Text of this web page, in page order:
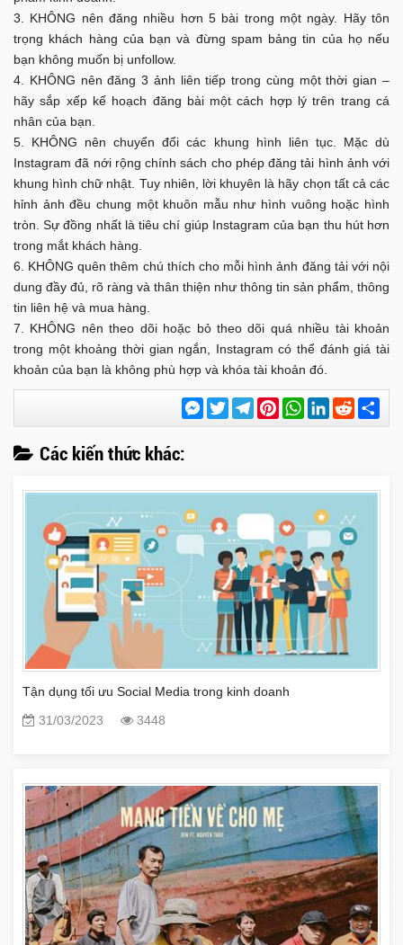
KHÔNG nên đăng nhiều hơn 5 bài trong một ngày. Hãy tôn
trọng khách hàng của bạn và đừng spam bảng tin của họ nếu
bạn không muốn bị unfollow.
KHÔNG nên đăng 3 ảnh liên tiếp trong cùng một thời gian –
hãy sắp xếp kế hoạch đăng bài một cách hợp lý trên trang cá
nhân của bạn.
KHÔNG nên chuyển đổi các khung hình liên tục. Mặc dù
Instagram đã nới rộng chính sách cho phép đăng tải hình ảnh với
khung hình chữ nhật. Tuy nhiên, lời khuyên là hãy chọn tất cả các
hỉnh ảnh đều chung một khuôn mẫu như hình vuông hoặc hình
tròn. Sự đồng nhất là tiêu chí giúp Instagram của bạn thu hút hơn
trong mắt khách hàng.
KHÔNG quên thêm chú thích cho mỗi hình ảnh đăng tải với nội
dung đầy đủ, rõ ràng và thân thiện như thông tin sản phẩm, thông
tin liên hệ và mua hàng.
KHÔNG nên theo dõi hoặc bỏ theo dõi quá nhiều tài khoản
trong một khoảng thời gian ngắn, Instagram có thể đánh giá tài
khoản của bạn là không phù hợp và khóa tài khoản đó.
Messenger
TwitterTelegramPinterestWhatsApp
LinkedIn
Reddit
Các kiến thức khác:
Tận dụng tối ưu Social Media trong kinh doanh
31/03/2023
3448